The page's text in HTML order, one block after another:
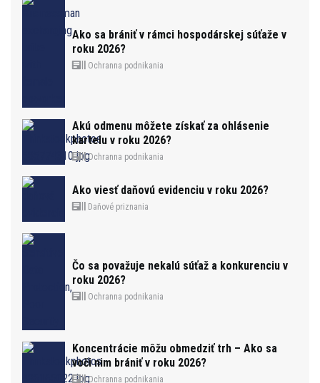
Ako sa brániť v rámci hospodárskej súťaže v
roku 2026?
Ochranna podnikania
Akú odmenu môžete získať za ohlásenie
kartelu v roku 2026?
Ochranna podnikania
Ako viesť daňovú evidenciu v roku 2026?
Daňové priznania
Čo sa považuje nekalú súťaž a konkurenciu v
roku 2026?
Ochranna podnikania
Koncentrácie môžu obmedziť trh – Ako sa
voči nim brániť v roku 2026?
Ochranna podnikania